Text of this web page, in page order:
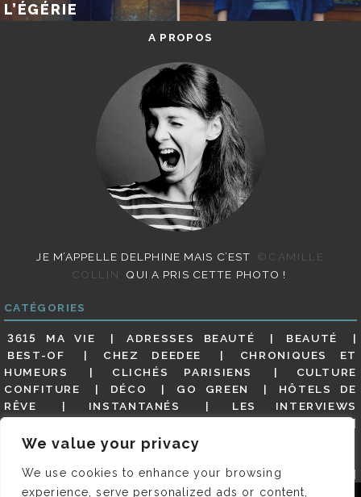
We value your privacy
We use cookies to enhance your browsing
experience, serve personalized ads or content,
L’ÉGÉRIE
A PROPOS
JE M’APPELLE DELPHINE MAIS C’EST
©CAMILLE
COLLIN
QUI A PRIS CETTE PHOTO !
CATÉGORIES
3615 MA VIE ADRESSES BEAUTÉ
BEAUTÉ
BEST-OF
CHEZ DEEDEE
CHRONIQUES ET
HUMEURS
CLICHÉS PARISIENS
CULTURE
CONFITURE
DÉCO GO GREEN
HÔTELS DE
RÊVE
INSTANTANÉS
LES INTERVIEWS
MES ADRESSES
MODE NON CLASSÉ
GUIDE
PARIS EN PHOTOS
RESTAURANTS
REVUE DE PRESSE DÉTAILLÉE, SIOU PLAIT